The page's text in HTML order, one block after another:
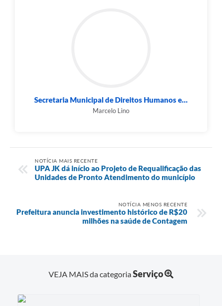
Secretaria Municipal de Direitos Humanos e...
Marcelo Lino
NOTÍCIA MAIS RECENTE
UPA JK dá início ao Projeto de Requalificação das
Unidades de Pronto Atendimento do município
NOTÍCIA MENOS RECENTE
Prefeitura anuncia investimento histórico de R$20
milhões na saúde de Contagem
VEJA MAIS da categoriaServiço